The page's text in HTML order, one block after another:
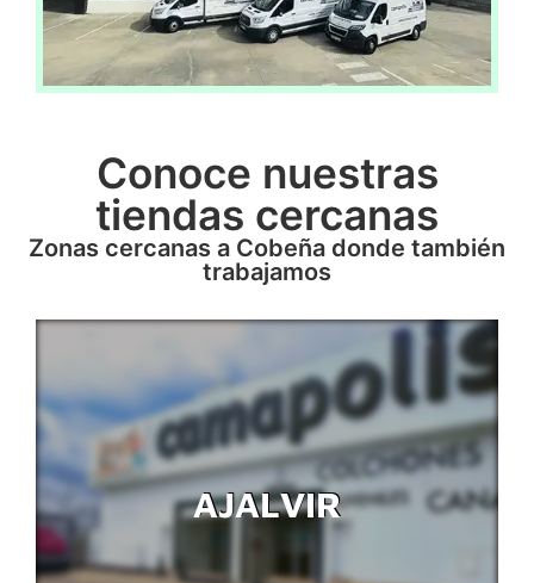
Conoce nuestras
tiendas cercanas
Zonas cercanas a Cobeña donde también
trabajamos
AJALVIR